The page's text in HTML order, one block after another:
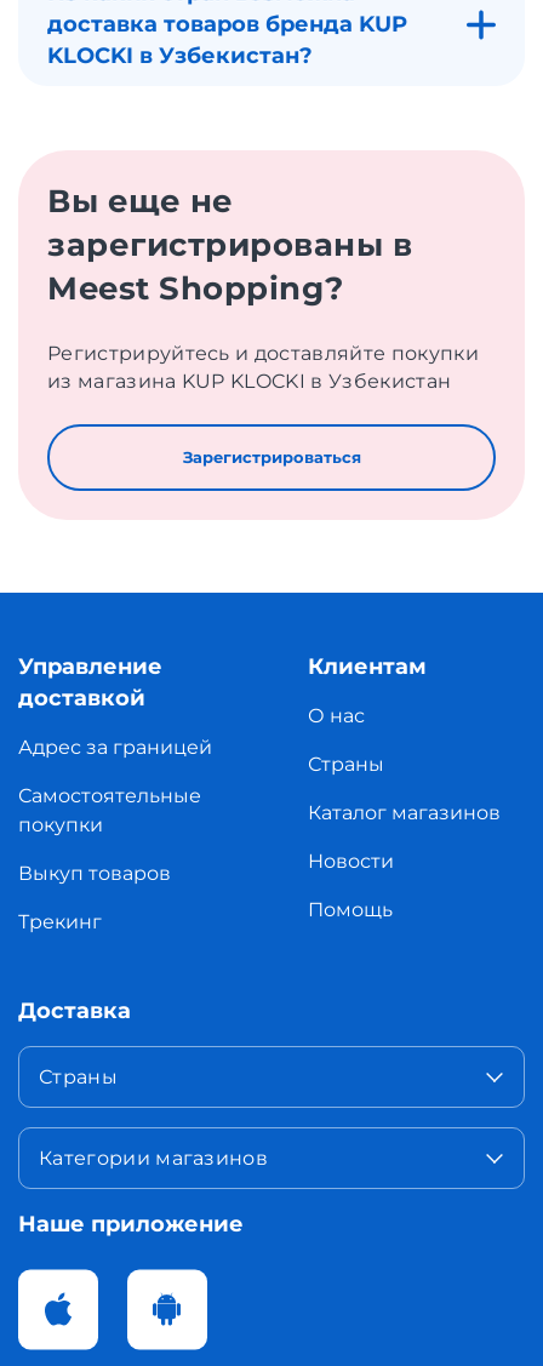
доставка товаров бренда KUP
KLOCKI в Узбекистан?
Вы еще не
зарегистрированы в
Meest Shopping?
Регистрируйтесь и доставляйте покупки
из магазина KUP KLOCKI в Узбекистан
Зарегистрироваться
Управление
доставкой
Адрес за границей
Самостоятельные
покупки
Выкуп товаров
Трекинг
Клиентам
О нас
Страны
Каталог магазинов
Новости
Помощь
Доставка
Страны
Категории магазинов
Наше приложение